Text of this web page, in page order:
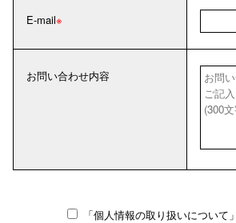
E-mail
お問い合わせ内容
「個人情報の取り扱いについて」